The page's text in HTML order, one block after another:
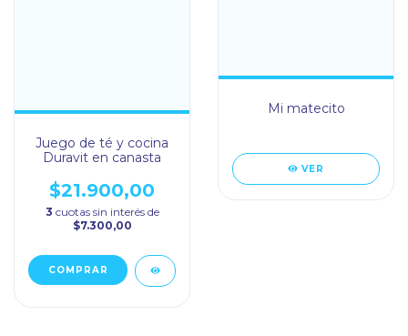
Juego de té y cocina
Duravit en canasta
$21.900,00
3 cuotas sin interés de
$7.300,00
Mi matecito
VER